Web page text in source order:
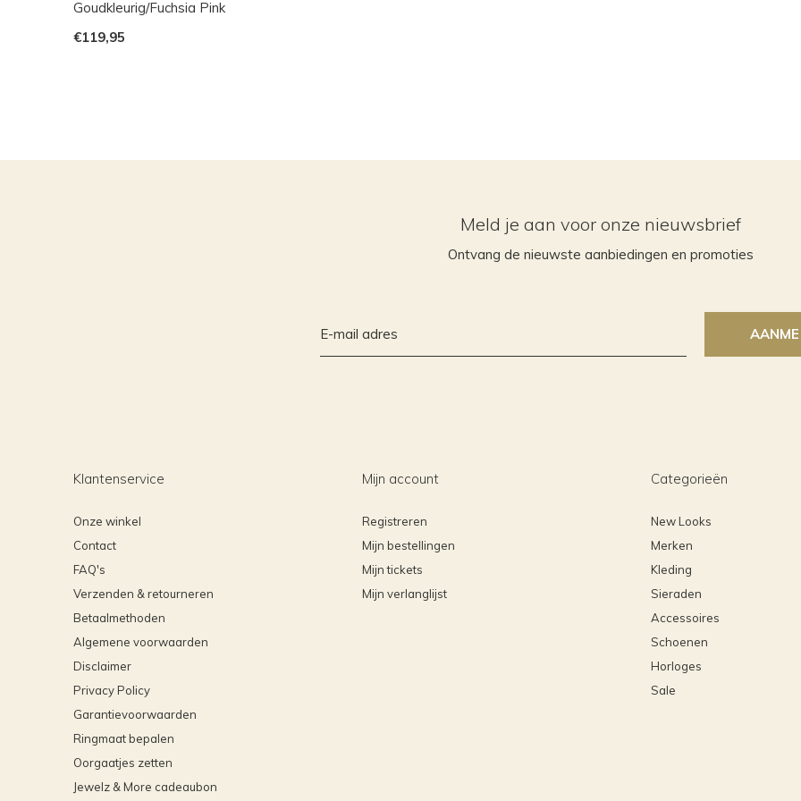
Goudkleurig/Fuchsia Pink
€119,95
Meld je aan voor onze nieuwsbrief
Ontvang de nieuwste aanbiedingen en promoties
Klantenservice
Onze winkel
Contact
FAQ's
Verzenden & retourneren
Betaalmethoden
Algemene voorwaarden
Disclaimer
Privacy Policy
Garantievoorwaarden
Ringmaat bepalen
Oorgaatjes zetten
Jewelz & More cadeaubon
Mijn account
Registreren
Mijn bestellingen
Mijn tickets
Mijn verlanglijst
Categorieën
New Looks
Merken
Kleding
Sieraden
Accessoires
Schoenen
Horloges
Sale